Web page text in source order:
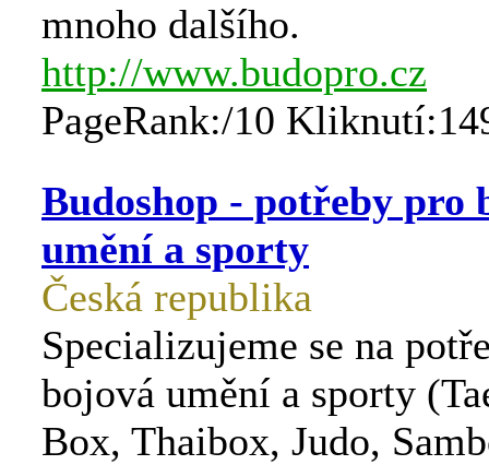
mnoho dalšího.
http://www.budopro.cz
PageRank:/10
Budoshop - potřeby pro
umění a sporty
Česká republika
Specializujeme se na
bojová umění a sporty
Box, Thaibox, Judo,